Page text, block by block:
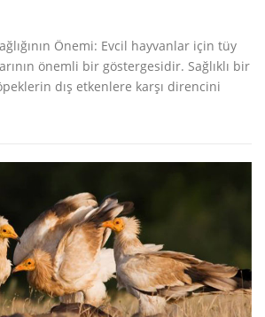
Önemi: Evcil hayvanlar için tüy
önemli bir göstergesidir. Sağlıklı bir
dış etkenlere karşı direncini